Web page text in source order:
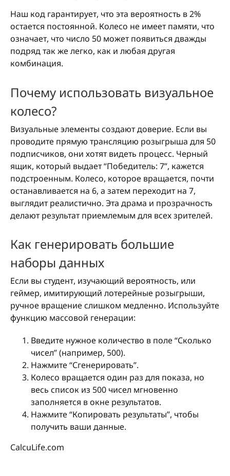
Наш код гарантирует, что эта вероятность в 2%
остается постоянной. Колесо не имеет памяти, что
означает, что число 50 может появиться дважды
подряд так же легко, как и любая другая
комбинация.
Почему использовать визуальное
колесо?
Визуальные элементы создают доверие. Если вы
проводите прямую трансляцию розыгрыша для 50
подписчиков, они хотят видеть процесс. Черный
ящик, который выдает “Победитель: 7”, кажется
подстроенным. Колесо, которое вращается, почти
останавливается на 6, а затем переходит на 7,
выглядит реалистично. Эта драма и прозрачность
делают результат приемлемым для всех зрителей.
Как генерировать большие
наборы данных
Если вы студент, изучающий вероятность, или
геймер, имитирующий лотерейные розыгрыши,
ручное вращение слишком медленно. Используйте
функцию массовой генерации:
Введите нужное количество в поле “Сколько
чисел” (например, 500).
Нажмите “Сгенерировать”.
Колесо вращается один раз для показа, но
весь список из 500 чисел мгновенно
заполняется в окне результатов.
Нажмите “Копировать результаты”, чтобы
получить ваши данные.
CalcuLife.com